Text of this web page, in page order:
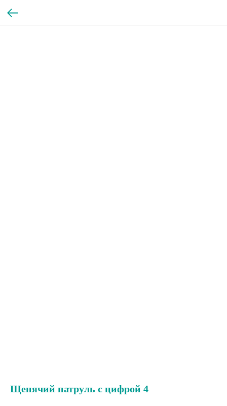
Щенячий патруль с цифрой 4